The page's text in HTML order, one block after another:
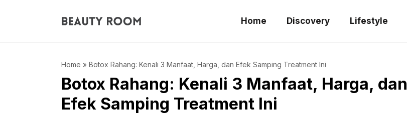
Home Discovery Lifestyle
Home » Botox Rahang: Kenali 3 Manfaat, Harga, dan Efek Samping Treatment Ini
Botox Rahang: Kenali 3 Manfaat, Harga, dan
Efek Samping Treatment Ini